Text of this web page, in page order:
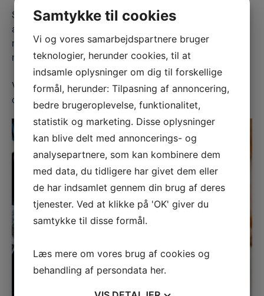
Selvom disse ofte identificeres, betyder det langt fra,
at de altid er bærende vægge. Derfor er det noget,
man skal have for øje, når man har planer om
nedrivning af en væg.
Vi hjælper gerne med at undersøge dine vægge, når
du planlægger at renovere eller rekonstruere dit hjem.
Samtykke til cookies
Vi og vores samarbejdspartnere bruger
teknologier, herunder cookies, til at
indsamle oplysninger om dig til forskellige
formål, herunder: Tilpasning af annoncering,
bedre brugeroplevelse, funktionalitet,
statistik og marketing. Disse oplysninger
kan blive delt med annoncerings- og
analysepartnere, som kan kombinere dem
med data, du tidligere har givet dem eller
de har indsamlet gennem din brug af deres
tjenester. Ved at klikke på 'OK' giver du
samtykke til disse formål.
Læs mere om vores brug af cookies og
behandling af persondata her.